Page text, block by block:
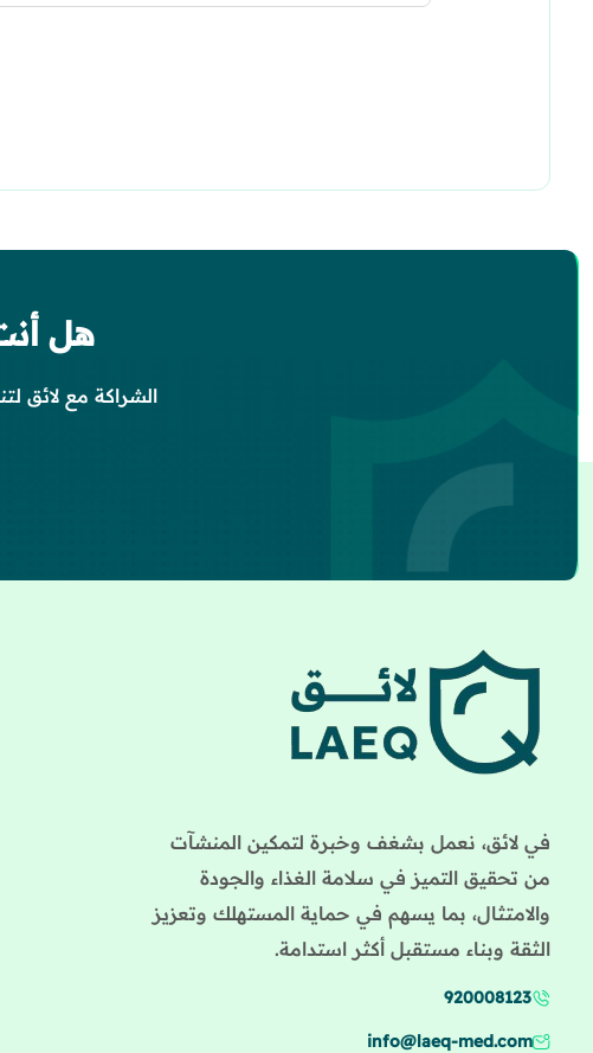
هل
الشراكة مع لائق
في لائق، نعمل بشغف وخبرة لتمكين المنشآت
من تحقيق التميز في سلامة الغذاء والجودة
والامتثال، بما يسهم في حماية المستهلك وتعزيز
الثقة وبناء مستقبل أكثر استدامة.
920008123
info@laeq-med.com